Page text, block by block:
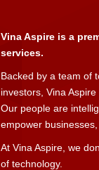
Vina Aspire is a
services.
Backed by a team of
investors, Vina
Our people are
empower
At Vina Aspire, we
of technology.